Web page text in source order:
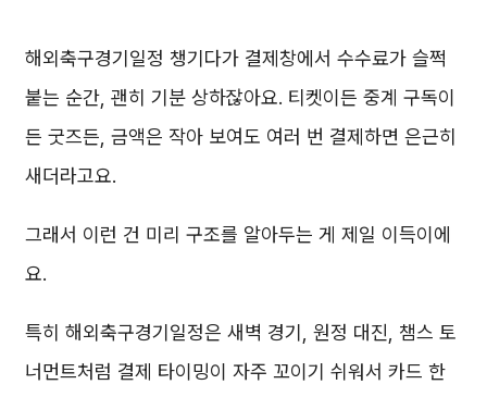
해외축구경기일정 챙기다가 결제창에서 수수료가 슬쩍
붙는 순간, 괜히 기분 상하잖아요. 티켓이든 중계 구독이
든 굿즈든, 금액은 작아 보여도 여러 번 결제하면 은근히
새더라고요.
그래서 이런 건 미리 구조를 알아두는 게 제일 이득이에
요.
특히 해외축구경기일정은 새벽 경기, 원정 대진, 챔스 토
너먼트처럼 결제 타이밍이 자주 꼬이기 쉬워서 카드 한